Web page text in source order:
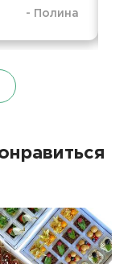
- Полина